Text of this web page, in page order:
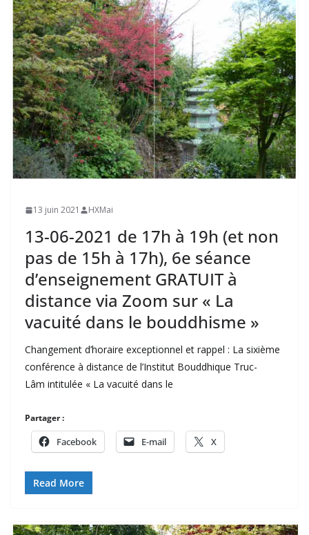
13 juin 2021 HXMai
13-06-2021 de 17h à 19h (et non
pas de 15h à 17h), 6e séance
d’enseignement GRATUIT à
distance via Zoom sur « La
vacuité dans le bouddhisme »
Changement d’horaire exceptionnel et rappel : La sixième
conférence à distance de l’Institut Bouddhique Truc-
Lâm intitulée « La vacuité dans le
Partager :
Facebook E-mail X
Read More